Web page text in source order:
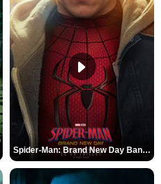
Spider-Man: Brand New Day Bande-annonce (3) VO STFR